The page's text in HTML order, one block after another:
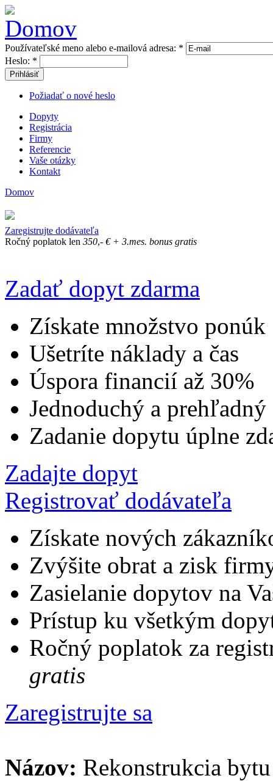
Používateľské meno alebo e-mailová adresa: *
Heslo: *
Prihlásiť
Požiadať o nové heslo
Dopyty
Registrácia
Firmy
Referencie
Vaše otázky
Kontakt
Domov
Zaregistrujte dodávateľa
Ročný poplatok len 350,- € + 3.mes. bonus gratis
Zadať dopyt zdarma
Získate množstvo ponúk
Ušetríte náklady a čas
Úspora financií až 30%
Jednoduchý a prehľadný
Zadanie dopytu úplne
Zadajte dopyt
Registrovať dodávateľa
Získate nových
Zvýšite obrat a zisk
Zasielanie dopytov na
Prístup ku všetkým
Ročný poplatok za
gratis
Zaregistrujte sa
Názov: Rekonstrukcia bytu